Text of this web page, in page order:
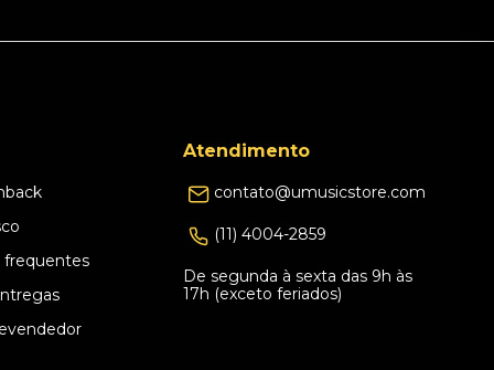
frequentes
Atendimento
contato@umusicstore.com
(11) 4004-2859
De segunda à sexta das 9h às
17h (exceto feriados)